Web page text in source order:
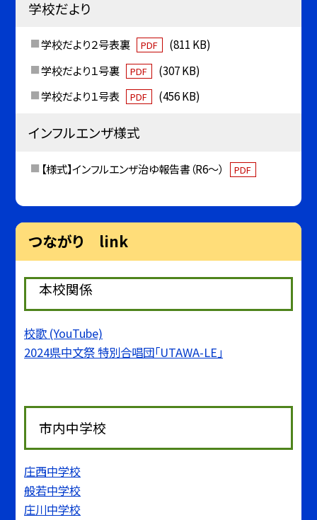
学校だより
学校だより２号表裏 PDF
(811 KB)
学校だより１号裏
PDF
(307 KB)
学校だより１号表
PDF (456 KB)
インフルエンザ様式
【様式】インフルエンザ治ゆ報告書（R6～） PDF
つながり link
本校関係
校歌 (YouTube)
2024県中文祭 特別合唱団「UTAWA-LE」
市内中学校
庄西中学校
般若中学校
庄川中学校